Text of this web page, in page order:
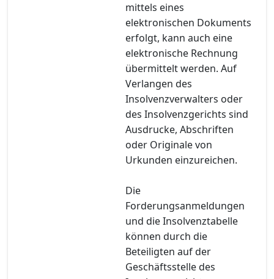
mittels eines
elektronischen Dokuments
erfolgt, kann auch eine
elektronische Rechnung
übermittelt werden. Auf
Verlangen des
Insolvenzverwalters oder
des Insolvenzgerichts sind
Ausdrucke, Abschriften
oder Originale von
Urkunden einzureichen.
Die
Forderungsanmeldungen
und die Insolvenztabelle
können durch die
Beteiligten auf der
Geschäftsstelle des